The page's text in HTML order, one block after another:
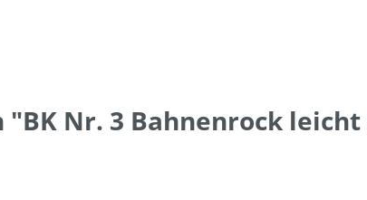
Nr. 3 Bahnenrock